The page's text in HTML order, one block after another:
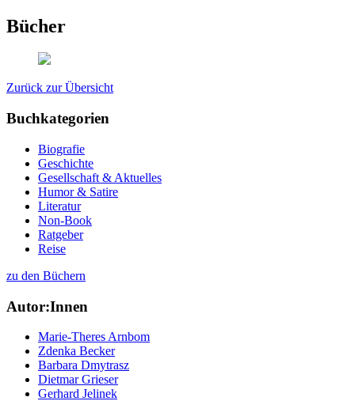
Bücher
Zurück zur Übersicht
Buchkategorien
Biografie
Geschichte
Gesellschaft & Aktuelles
Humor & Satire
Literatur
Non-Book
Ratgeber
Reise
zu den Büchern
Autor:Innen
Marie-Theres Arnbom
Zdenka Becker
Barbara Dmytrasz
Dietmar Grieser
Gerhard Jelinek